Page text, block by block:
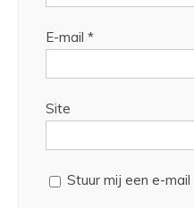
E-mail *
Site
Stuur mij een e-